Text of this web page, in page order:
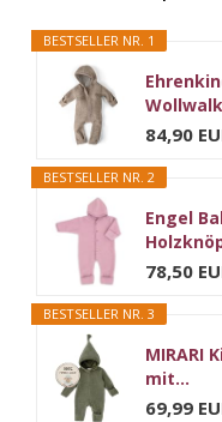
BESTSELLER NR. 1
84,90
BESTSELLER NR. 2
Engel
78,50
BESTSELLER NR. 3
MIRARI
mit...
69,99